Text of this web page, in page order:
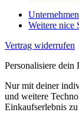
Unternehmen
Weitere nice
Vertrag widerrufen
Personalisiere dein
Nur mit deiner
und weitere
Einkaufserlebnis